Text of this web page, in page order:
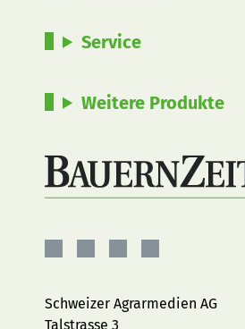
Service
Weitere Produkte
Facebook
Instagram
YouTubeLinkedIn
Schweizer Agrarmedien AG
Talstrasse 3